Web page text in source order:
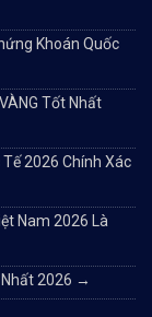
Khoán Quốc
Tốt Nhất
Tế 2026 Chính Xác
Nam 2026 Là
2026 →